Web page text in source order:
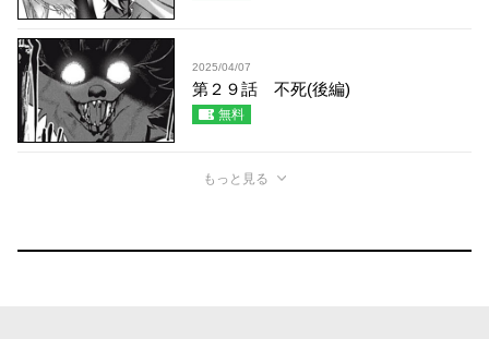
2025/04/07
第２９話 不死(後編)
無料
もっと見る